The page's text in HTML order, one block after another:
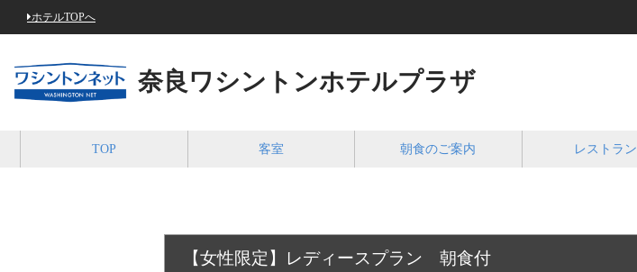
ホテルTOPへ
奈良ワシントンホテルプラザ
TOP 客室 朝食のご案内 レストラン
【女性限定】レディースプラン 朝食付